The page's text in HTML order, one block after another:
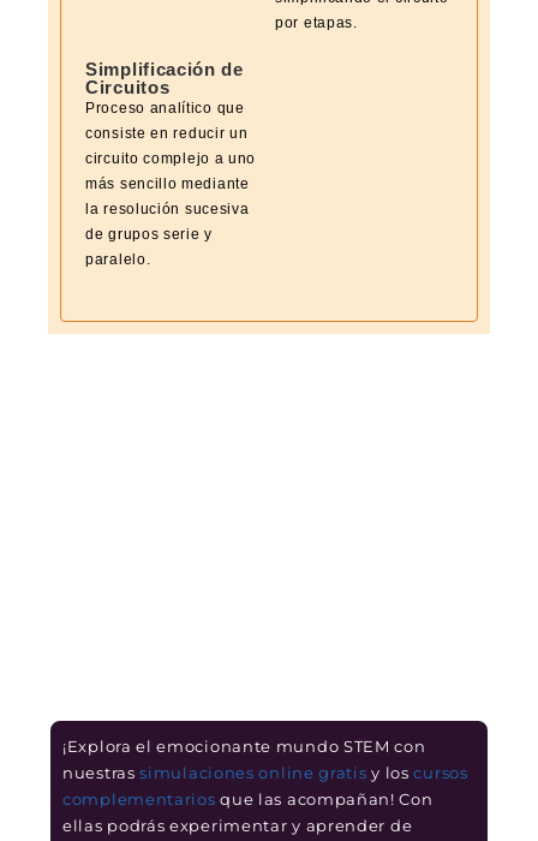
por etapas.
Simplificación de
Circuitos
Proceso analítico que
consiste en reducir un
circuito complejo a uno
más sencillo mediante
la resolución sucesiva
de grupos serie y
paralelo.
¡Explora el emocionante mundo STEM con
nuestrassimulaciones online gratis y loscursos
complementarios que las acompañan! Con
ellas podrás experimentar y aprender de